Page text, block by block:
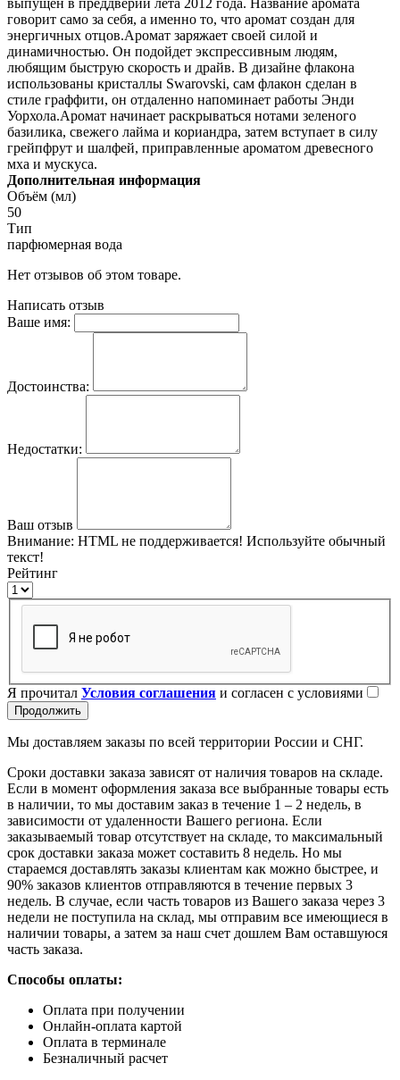
говорит само за себя, а именно то, что аромат создан для
энергичных отцов.Аромат заряжает своей силой и
динамичностью. Он подойдет экспрессивным людям,
любящим быструю скорость и драйв. В дизайне флакона
использованы кристаллы Swarovski, сам флакон сделан в
стиле граффити, он отдаленно напоминает работы Энди
Уорхола.Аромат начинает раскрываться нотами зеленого
базилика, свежего лайма и кориандра, затем вступает в силу
грейпфрут и шалфей, приправленные ароматом древесного
мха и мускуса.
Дополнительная информация
Объём (мл)
50
Тип
парфюмерная вода
Нет отзывов об этом товаре.
Написать отзыв
Ваше имя:
Достоинства:
Недостатки:
Ваш отзыв
Внимание: HTML не поддерживается! Используйте обычный
текст!
Рейтинг
Я прочитал Условия соглашения и согласен с условиями
Продолжить
Мы доставляем заказы по всей территории России и СНГ.
Сроки доставки заказа зависят от наличия товаров на складе.
Если в момент оформления заказа все выбранные товары есть
в наличии, то мы доставим заказ в течение 1 – 2 недель, в
зависимости от удаленности Вашего региона. Если
заказываемый товар отсутствует на складе, то максимальный
срок доставки заказа может составить 8 недель. Но мы
стараемся доставлять заказы клиентам как можно быстрее, и
90% заказов клиентов отправляются в течение первых 3
недель. В случае, если часть товаров из Вашего заказа через 3
недели не поступила на склад, мы отправим все имеющиеся в
наличии товары, а затем за наш счет дошлем Вам оставшуюся
часть заказа.
Способы оплаты:
Оплата при получении
Онлайн-оплата картой
Оплата в терминале
Безналичный расчет